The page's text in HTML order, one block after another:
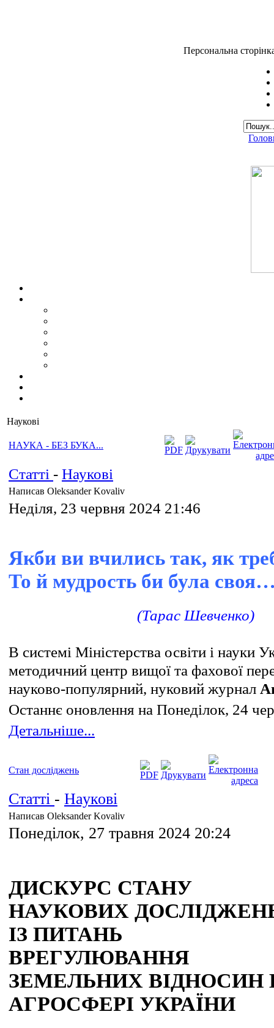
Персональна
Наукові
НАУКА - БЕЗ БУКА...
Статті - Наукові
Написав Oleksander Kovaliv
Неділя, 23 червня 2024 21:46
Якби ви вчились так, як
То й мудрость би була
(Тарас Шевченко)
В системі Міністерства освіти і науки
методичний центр вищої та фахової
науково-популярний, нуковий журнал
Останнє оновлення на Понеділок, 24
Детальніше...
Стан досліджень
Статті - Наукові
Написав Oleksander Kovaliv
Понеділок, 27 травня 2024 20:24
ДИСКУРС СТАНУ
НАУКОВИХ
ІЗ ПИТАНЬ
ВРЕГУЛЮВАННЯ
ЗЕМЕЛЬНИХ ВІДНОСИН
АГРОСФЕРІ УКРАЇНИ